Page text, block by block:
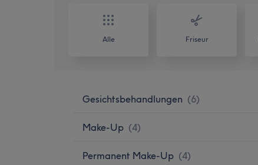
Alle Friseur
Gesichtsbehandlungen (6)
Make-Up (4)
Permanent Make-Up (4)